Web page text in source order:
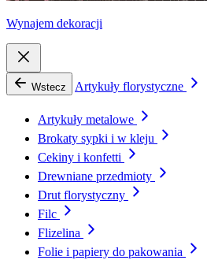
Wynajem dekoracji
Wstecz Artykuły florystyczne
Artykuły metalowe
Brokaty sypki i w kleju
Cekiny i konfetti
Drewniane przedmioty
Drut florystyczny
Filc
Flizelina
Folie i papiery do pakowania